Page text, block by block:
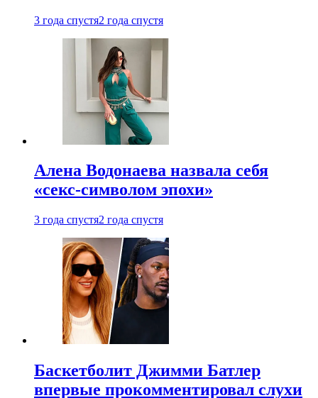
3 года спустя2 года спустя
Алена Водонаева назвала себя
«секс-символом эпохи»
3 года спустя2 года спустя
Баскетболит Джимми Батлер
впервые прокомментировал слухи